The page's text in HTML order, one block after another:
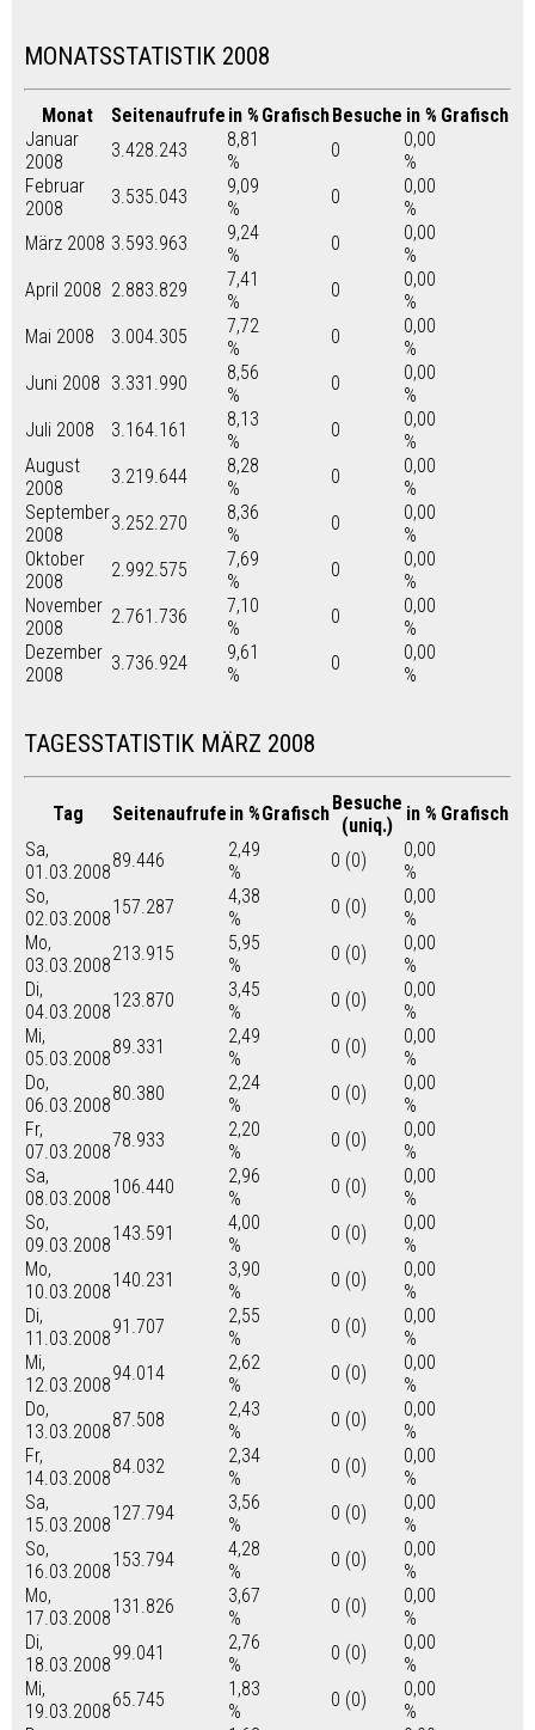
MONATSSTATISTIK 2008
Monat Seitenaufrufe in % GrafischBesuche in % Grafisch
Januar
2008
3.428.243
8,81
%
0
0,00
%
Februar
2008
3.535.043
9,09
%
0
0,00
%
März 2008 3.593.963
9,24
%
0
0,00
%
April 2008 2.883.829
7,41
%
0
0,00
%
Mai 2008
3.004.305
7,72
%
0
0,00
%
Juni 2008 3.331.990
8,56
%
0
0,00
%
Juli 2008
3.164.161
8,13
%
0
0,00
%
August
2008
3.219.644
8,28
%
0
0,00
%
September
2008
3.252.270
8,36
%
0
0,00
%
Oktober
2008
2.992.575
7,69
%
0
0,00
%
November
2008
2.761.736
7,10
%
0
0,00
%
Dezember
2008
3.736.924
9,61
%
0
0,00
%
TAGESSTATISTIK MÄRZ 2008
Tag Seitenaufrufe in %GrafischBesuche
(uniq.)
in % Grafisch
Sa,
01.03.2008
89.446
2,49
%
0 (0)
0,00
%
So,
02.03.2008
157.287
4,38
%
0 (0)
0,00
%
Mo,
03.03.2008
213.915
5,95
%
0 (0)
0,00
%
Di,
04.03.2008
123.870
3,45
%
0 (0)
0,00
%
Mi,
05.03.2008
89.331
2,49
%
0 (0)
0,00
%
Do,
06.03.2008
80.380
2,24
%
0 (0)
0,00
%
Fr,
07.03.2008
78.933
2,20
%
0 (0)
0,00
%
Sa,
08.03.2008
106.440
2,96
%
0 (0)
0,00
%
So,
09.03.2008
143.591
4,00
%
0 (0)
0,00
%
Mo,
10.03.2008
140.231
3,90
%
0 (0)
0,00
%
Di,
11.03.2008
91.707
2,55
%
0 (0)
0,00
%
Mi,
12.03.2008
94.014
2,62
%
0 (0)
0,00
%
Do,
13.03.2008
87.508
2,43
%
0 (0)
0,00
%
Fr,
14.03.2008
84.032
2,34
%
0 (0)
0,00
%
Sa,
15.03.2008
127.794
3,56
%
0 (0)
0,00
%
So,
16.03.2008
153.794
4,28
%
0 (0)
0,00
%
Mo,
17.03.2008
131.826
3,67
%
0 (0)
0,00
%
Di,
18.03.2008
99.041
2,76
%
0 (0)
0,00
%
Mi,
19.03.2008
65.745
1,83
%
0 (0)
0,00
%